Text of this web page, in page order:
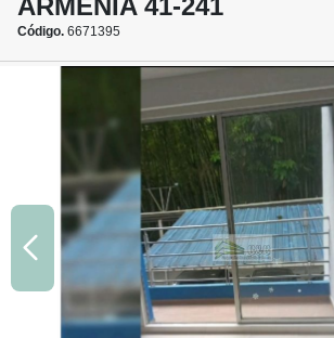
ARMENIA 41-241
Código. 6671395